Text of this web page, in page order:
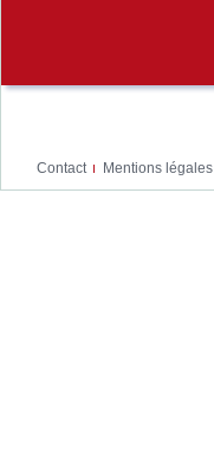
Contact Mentions légales